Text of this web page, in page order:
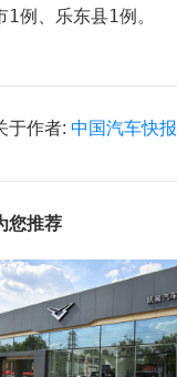
1例、乐东县1例。
于作者: 中国汽车快报
您推荐